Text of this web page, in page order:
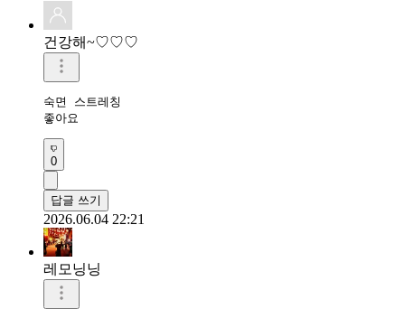
건강해~♡♡♡
숙면 스트레칭
좋아요
0
답글 쓰기
2026.06.04 22:21
레모닝닝